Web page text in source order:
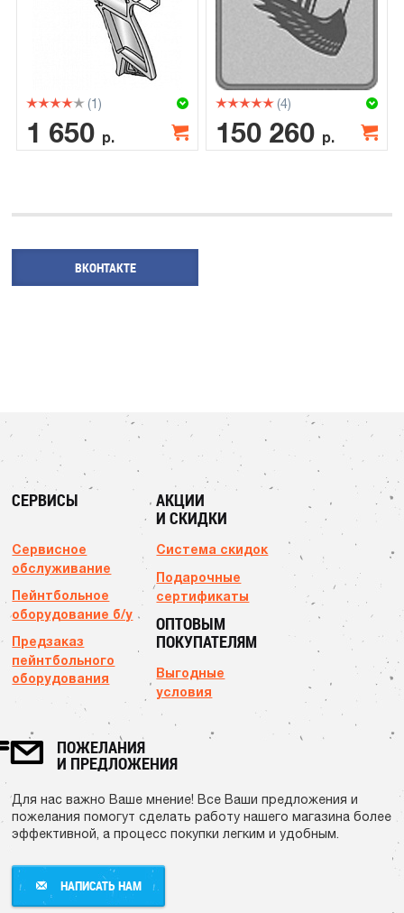
(1)
1 650 р.
(4)
150 260 р.
ВКОНТАКТЕ
СЕРВИСЫ
Сервисное
обслуживание
Пейнтбольное
оборудование б/у
Предзаказ
пейнтбольного
оборудования
АКЦИИ
И СКИДКИ
Система скидок
Подарочные
сертификаты
ОПТОВЫМ
ПОКУПАТЕЛЯМ
Выгодные
условия
ПОЖЕЛАНИЯ
И ПРЕДЛОЖЕНИЯ
Для нас важно Ваше мнение! Все Ваши предложения и
пожелания помогут сделать работу нашего магазина более
эффективной, а процесс покупки легким и удобным.
НАПИСАТЬ НАМ